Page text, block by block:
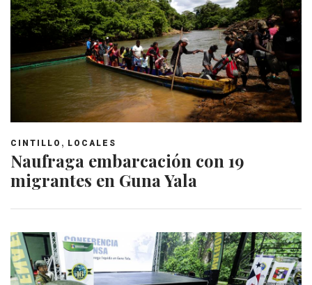
CINTILLO , LOCALES
Naufraga embarcación con 19
migrantes en Guna Yala